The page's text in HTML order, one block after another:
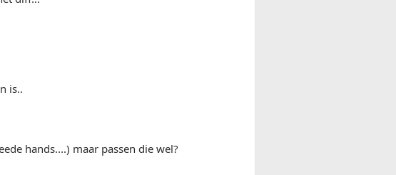
is..
hands....) maar passen die wel?